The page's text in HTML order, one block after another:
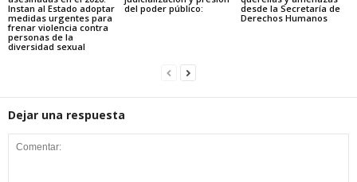
Instan al Estado adoptar
medidas urgentes para
frenar violencia contra
personas de la
diversidad sexual
del poder público:
desde la Secretaría de
Derechos Humanos
Dejar una respuesta